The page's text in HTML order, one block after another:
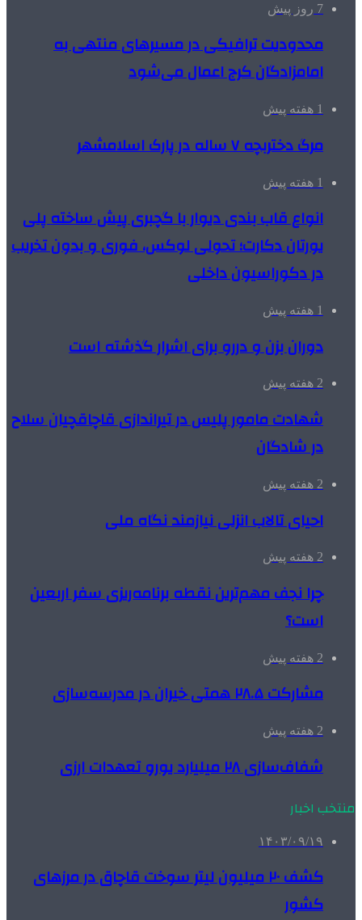
7 روز پیش
محدودیت ترافیکی در مسیرهای منتهی به
امامزادگان کرج اعمال می‌شود
1 هفته پیش
مرگ دختربچه ۷ ساله در پارک اسلامشهر
1 هفته پیش
انواع قاب بندی دیوار با گچبری پیش ساخته پلی
یورتان دکارت؛ تحولی لوکس، فوری و بدون تخریب
در دکوراسیون داخلی
1 هفته پیش
دوران بزن و دررو برای اشرار گذشته است
2 هفته پیش
شهادت مامور پلیس در تیراندازی قاچاقچیان سلاح
در شادگان
2 هفته پیش
احیای تالاب انزلی نیازمند نگاه ملی
2 هفته پیش
چرا نجف مهم‌ترین نقطه برنامه‌ریزی سفر اربعین
است؟
2 هفته پیش
مشارکت ۲۸.۵ همتی خیران در مدرسه‌سازی
2 هفته پیش
شفاف‌سازی ۲۸ میلیارد یورو تعهدات ارزی
منتخب اخبار
۱۴۰۳/۰۹/۱۹
کشف ۲۰ میلیون لیتر سوخت قاچاق در مرزهای
کشور